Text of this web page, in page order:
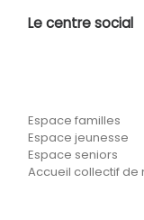
Le centre social
Espace familles
Espace jeunesse
Espace seniors
Accueil collectif de